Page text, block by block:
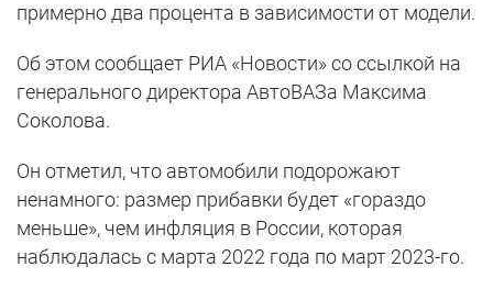
примерно два процента в зависимости от модели.
Об этом сообщает РИА «Новости» со ссылкой на
генерального директора АвтоВАЗа Максима
Соколова.
Он отметил, что автомобили подорожают
ненамного: размер прибавки будет «гораздо
меньше», чем инфляция в России, которая
наблюдалась с марта 2022 года по март 2023-го.